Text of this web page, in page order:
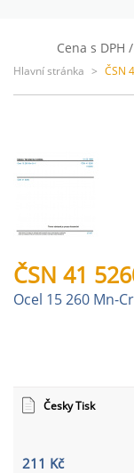
Cena s DPH
Hlavní stránka > ČSN
ČSN 41
Ocel 15 260 Mn-
Česky Tisk
211 Kč